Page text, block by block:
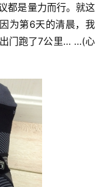
都是量力而行。就这
为第6天的清晨，我
门跑了7公里… …(心